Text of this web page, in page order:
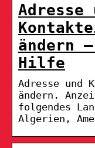
Adresse
ändern
Hilfe
Adresse und
ändern.
folgendes
Algerien,